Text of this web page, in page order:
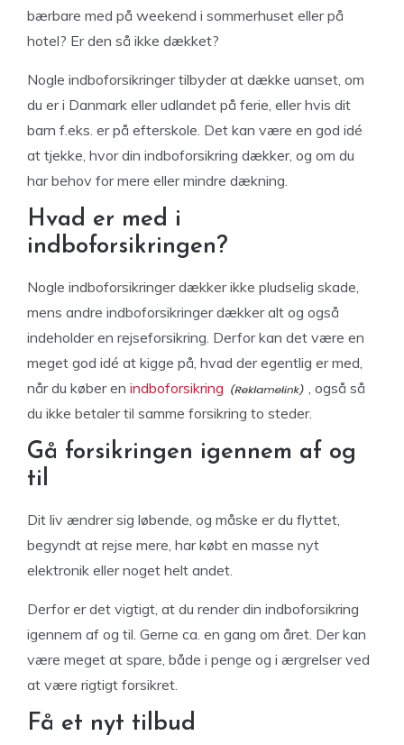
bærbare med på weekend i sommerhuset eller på
hotel? Er den så ikke dækket?
Nogle indboforsikringer tilbyder at dække uanset, om
du er i Danmark eller udlandet på ferie, eller hvis dit
barn f.eks. er på efterskole. Det kan være en god idé
at tjekke, hvor din indboforsikring dækker, og om du
har behov for mere eller mindre dækning.
Hvad er med i
indboforsikringen?
Nogle indboforsikringer dækker ikke pludselig skade,
mens andre indboforsikringer dækker alt og også
indeholder en rejseforsikring. Derfor kan det være en
meget god idé at kigge på, hvad der egentlig er med,
når du køber en indboforsikring
, også så
du ikke betaler til samme forsikring to steder.
Gå forsikringen igennem af og
til
Dit liv ændrer sig løbende, og måske er du flyttet,
begyndt at rejse mere, har købt en masse nyt
elektronik eller noget helt andet.
Derfor er det vigtigt, at du render din indboforsikring
igennem af og til. Gerne ca. en gang om året. Der kan
være meget at spare, både i penge og i ærgrelser ved
at være rigtigt forsikret.
Få et nyt tilbud